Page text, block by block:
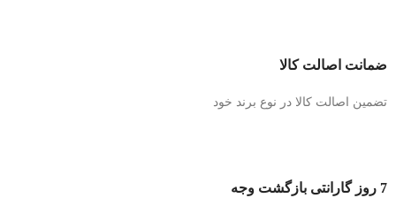
ضمانت اصالت کالا
تضمین اصالت کالا در نوع برند خود
7 روز گارانتی بازگشت وجه